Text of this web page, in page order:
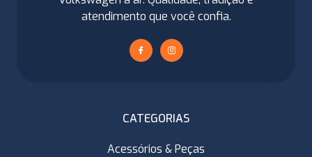
atendimento que você confia.
CATEGORIAS
Acessórios & Peças